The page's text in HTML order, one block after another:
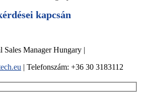
kapcsán
Sales Manager Hungary |
| Telefonszám: +36 30 3183112